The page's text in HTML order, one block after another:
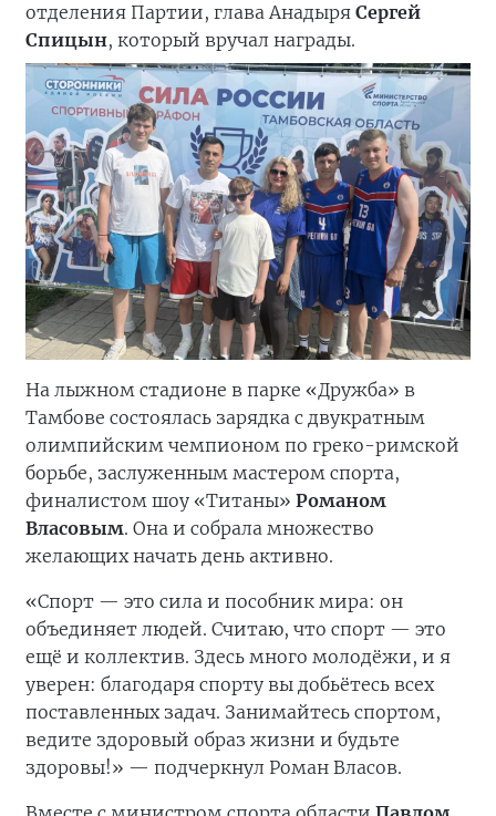
отделения Партии, глава Анадыря Сергей
Спицын, который вручал награды.
На лыжном стадионе в парке «Дружба» в
Тамбове состоялась зарядка с двукратным
олимпийским чемпионом по греко-римской
борьбе, заслуженным мастером спорта,
финалистом шоу «Титаны» Романом
Власовым. Она и собрала множество
желающих начать день активно.
«Спорт — это сила и пособник мира: он
объединяет людей. Считаю, что спорт — это
ещё и коллектив. Здесь много молодёжи, и я
уверен: благодаря спорту вы добьётесь всех
поставленных задач. Занимайтесь спортом,
ведите здоровый образ жизни и будьте
здоровы!» — подчеркнул Роман Власов.